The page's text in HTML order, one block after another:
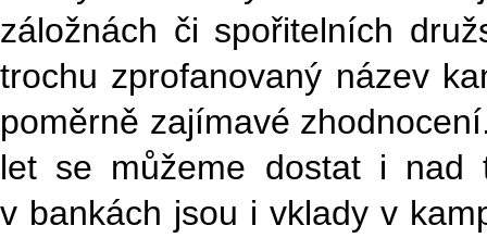
záložnách či spořitelních
trochu zprofanovaný název
poměrně zajímavé
let se můžeme dostat i nad
v bankách jsou i vklady v